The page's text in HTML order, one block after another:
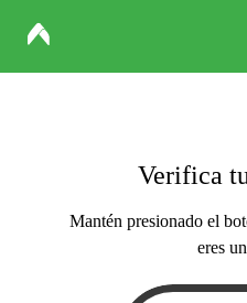
Verifica
Mantén presionado el
eres